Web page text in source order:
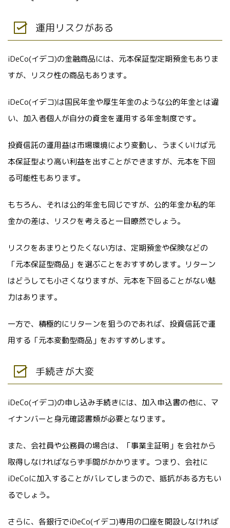
運用リスクがある
iDeCo(イデコ)の金融商品には、元本保証型定期預金もありま
すが、リスク性の商品もあります。
iDeCo(イデコ)は国民年金や厚生年金のような公的年金とは違
い、加入者個人が自分の資金を運用する年金制度です。
投資信託の運用益は市場環境により変動し、うまくいけば元
本保証型より高い利益を出すことができますが、元本を下回
る可能性もあります。
もちろん、それは公的年金も同じですが、公的年金か私的年
金かの差は、リスクを考えると一目瞭然でしょう。
リスクをあまりとりたくない方は、定期預金や保険などの
「元本保証型商品」を選ぶことをおすすめします。リターン
はどうしても小さくなりますが、元本を下回ることがない魅
力はあります。
一方で、積極的にリターンを狙うのであれば、投資信託で運
用する「元本変動型商品」をおすすめします。
手続きが大変
iDeCo(イデコ)の申し込み手続きには、加入申込書の他に、マ
イナンバーと身元確認書類が必要となります。
また、会社員や公務員の場合は、「事業主証明」を会社から
取得しなければならず手間がかかります。つまり、会社に
iDeCoに加入することがバレてしまうので、抵抗がある方もい
るでしょう。
さらに、各銀行でiDeCo(イデコ)専用の口座を開設しなければ